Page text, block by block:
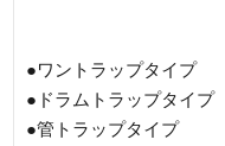
●ワントラップタイプ
●ドラムトラップタイプ
●管トラップタイプ